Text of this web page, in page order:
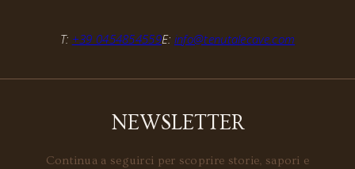
T: +39 0454854559E: info@tenutalecave.com
NEWSLETTER
Continua a seguirci per scoprire storie, sapori e